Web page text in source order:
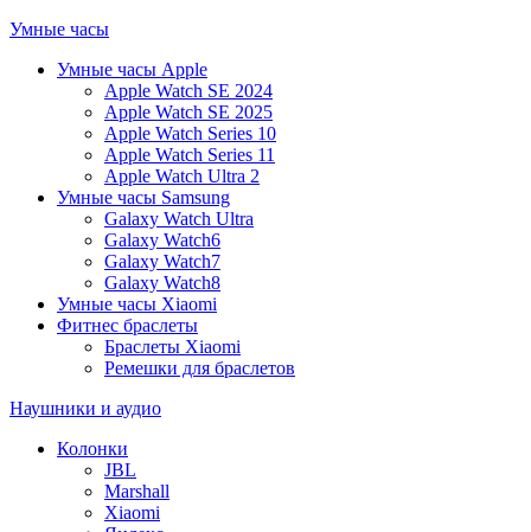
Умные часы
Умные часы Apple
Apple Watch SE 2024
Apple Watch SE 2025
Apple Watch Series 10
Apple Watch Series 11
Apple Watch Ultra 2
Умные часы Samsung
Galaxy Watch Ultra
Galaxy Watch6
Galaxy Watch7
Galaxy Watch8
Умные часы Xiaomi
Фитнес браслеты
Браслеты Xiaomi
Ремешки для браслетов
Наушники и аудио
Колонки
JBL
Marshall
Xiaomi